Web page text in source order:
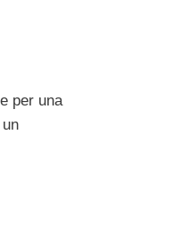
per una